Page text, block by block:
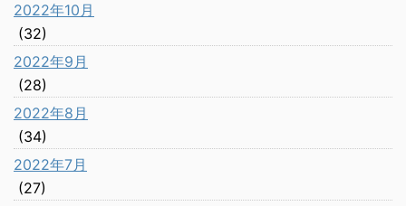
2022年10月
(32)
2022年9月
(28)
2022年8月
(34)
2022年7月
(27)